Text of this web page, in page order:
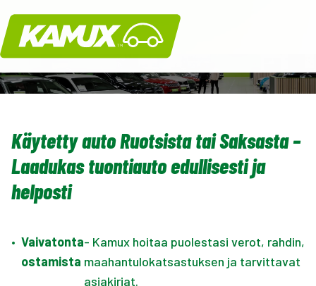
Kamux
Käytetty auto Ruotsista tai Saksasta –
Laadukas tuontiauto edullisesti ja
helposti
• Vaivatonta
ostamista
- Kamux hoitaa puolestasi verot, rahdin,
maahantulokatsastuksen ja tarvittavat
asiakirjat.